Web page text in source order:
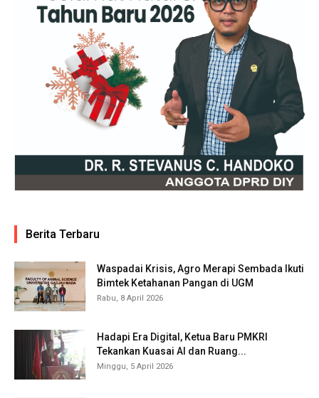
Berita Terbaru
Waspadai Krisis, Agro Merapi Sembada Ikuti
Bimtek Ketahanan Pangan di UGM
Rabu, 8 April 2026
Hadapi Era Digital, Ketua Baru PMKRI
Tekankan Kuasai AI dan Ruang...
Minggu, 5 April 2026